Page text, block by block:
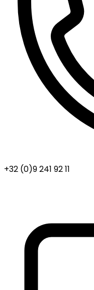
+32 (0)9 241 92 11